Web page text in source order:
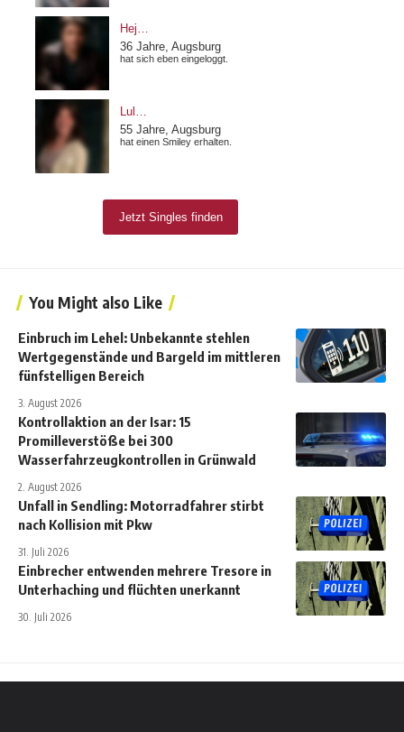
You Might also Like
Einbruch im Lehel: Unbekannte stehlen
Wertgegenstände und Bargeld im mittleren
fünfstelligen Bereich
3. August 2026
Kontrollaktion an der Isar: 15
Promilleverstöße bei 300
Wasserfahrzeugkontrollen in Grünwald
2. August 2026
Unfall in Sendling: Motorradfahrer stirbt
nach Kollision mit Pkw
31. Juli 2026
Einbrecher entwenden mehrere Tresore in
Unterhaching und flüchten unerkannt
30. Juli 2026